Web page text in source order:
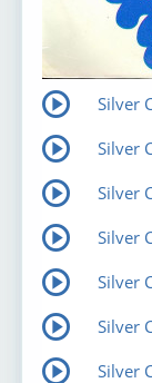
Silver
Silver
Silver
Silver
Silver
Silver
Silver